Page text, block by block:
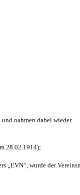
nahmen dabei wieder
28.02.1914);
„EVN“, wurde der